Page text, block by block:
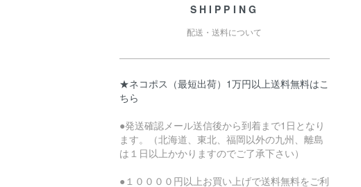
SHIPPING
配送・送料について
★ネコポス（最短出荷）1万円以上送料無料はこ
ちら
●発送確認メール送信後から到着まで1日となり
ます。（北海道、東北、福岡以外の九州、離島
は１日以上かかりますのでご了承下さい）
●１００００円以上お買い上げで送料無料をご利